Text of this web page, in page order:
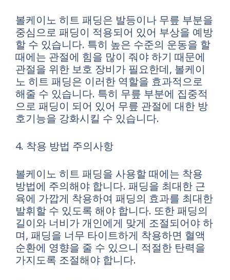
볼케이노 히트 패딩은 발등이나 무릎 부분을
중심으로 패딩이 적용되어 있어 부상을 예방
할 수 있습니다. 특히 높은 수준의 운동을 할
때에는 관절에 힘을 많이 줘야 하기 때문에
관절을 위한 보호 장비가 필요한데, 볼케이
노 히트 패딩은 이러한 역할을 효과적으로
해줄 수 있습니다. 특히 무릎 부분에 집중적
으로 패딩이 되어 있어 무릎 관절에 대한 방
호기능을 강화시킬 수 있습니다.
4. 착용 방법 주의사항
볼케이노 히트 패딩을 사용할 때에는 착용
방법에 주의해야 합니다. 패딩을 최대한 근
육에 가깝게 착용하여 패딩의 효과를 최대한
발휘할 수 있도록 해야 합니다. 또한 패딩의
길이와 너비가 개인에게 맞게 조절되어야 하
며, 패딩을 너무 타이트하게 착용하면 혈액
순환에 영향을 줄 수 있으니 적절한 탄력을
가지도록 조절해야 합니다.